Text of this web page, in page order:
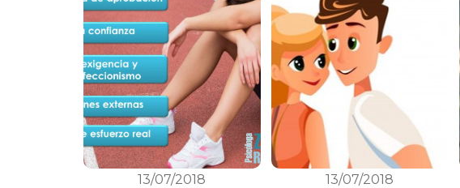
13/07/2018 13/07/2018